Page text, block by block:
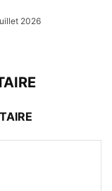
2026